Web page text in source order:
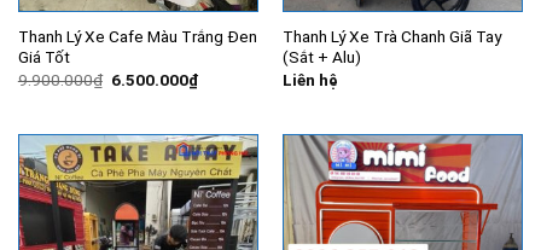
Thanh Lý Xe Cafe Màu Trắng Đen
Giá Tốt
9.900.000₫ Giá
6.500.000₫Giá
hiện
6.500.000₫.
Thanh Lý Xe Trà Chanh Giã Tay
(Sắt + Alu)
Liên hệ